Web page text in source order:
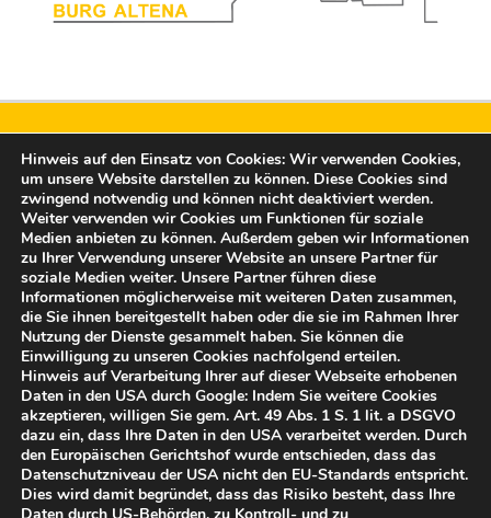
Freunde der Burg Altena e.V.
Rahmedestraße 15
58762 Altena
post@freunde-der-burg-altena.de
Vertreten durch:
Bernd Falz, 1. Vorsitzender
Tel.: 02352 958 10
© Freunde der Burg Altena e.V. 2025
Hinweis auf den Einsatz von Cookies: Wir verwenden Cookies,
um unsere Website darstellen zu können. Diese Cookies sind
zwingend notwendig und können nicht deaktiviert werden.
Weiter verwenden wir Cookies um Funktionen für soziale
Medien anbieten zu können. Außerdem geben wir Informationen
zu Ihrer Verwendung unserer Website an unsere Partner für
soziale Medien weiter. Unsere Partner führen diese
Informationen möglicherweise mit weiteren Daten zusammen,
die Sie ihnen bereitgestellt haben oder die sie im Rahmen Ihrer
Nutzung der Dienste gesammelt haben. Sie können die
Einwilligung zu unseren Cookies nachfolgend erteilen.
Hinweis auf Verarbeitung Ihrer auf dieser Webseite erhobenen
Daten in den USA durch Google: Indem Sie weitere Cookies
akzeptieren, willigen Sie gem. Art. 49 Abs. 1 S. 1 lit. a DSGVO
dazu ein, dass Ihre Daten in den USA verarbeitet werden. Durch
den Europäischen Gerichtshof wurde entschieden, dass das
Datenschutzniveau der USA nicht den EU-Standards entspricht.
Dies wird damit begründet, dass das Risiko besteht, dass Ihre